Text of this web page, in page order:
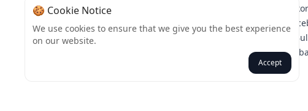
değerli içeriği
büyüyen bir
hazır
yolculuğunuza
Geri
🍪 Cookie Notice
We use cookies to ensure that we give you the best experience
on our website.
Accept